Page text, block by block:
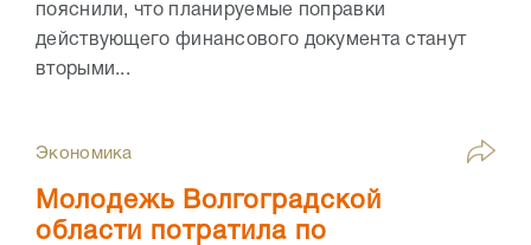
пояснили, что планируемые поправки
действующего финансового документа станут
вторыми...
Экономика
Молодежь Волгоградской
области потратила по